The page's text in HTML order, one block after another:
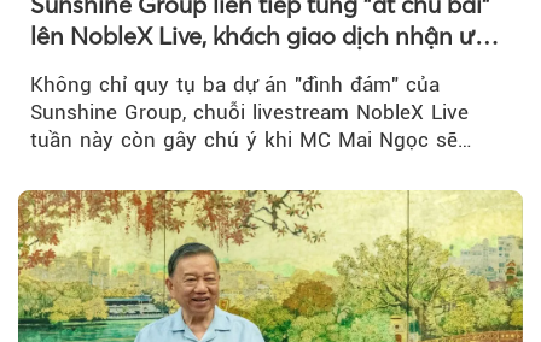
lên NobleX Live, khách giao dịch nhận ưu
Không chỉ quy tụ ba dự án "đình đám" của
Sunshine Group, chuỗi livestream NobleX Live
tuần này còn gây chú ý khi MC Mai Ngọc sẽ